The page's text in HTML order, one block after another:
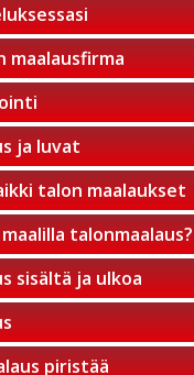
maalausfirma
ja luvat
talon maalaukset
talonmaalaus?
sisältä ja ulkoa
piristää